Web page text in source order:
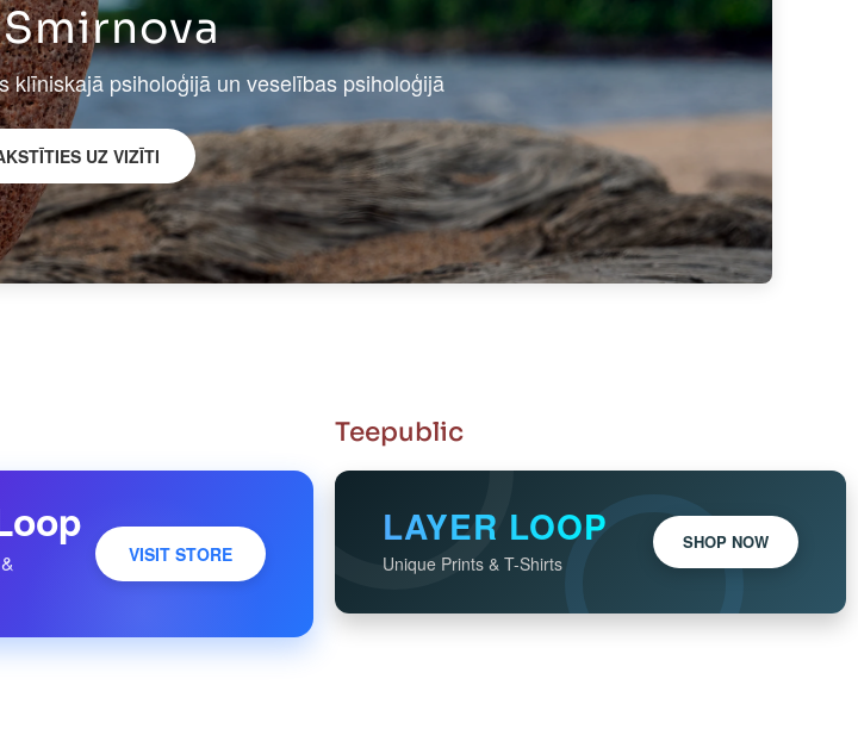
klīniskajā psiholoģijā un veselības psiholoģijā
UZ VIZĪTI
VISIT STORE
Teepublic
LAYER LOOP
Unique Prints & T-Shirts
SHOP NOW